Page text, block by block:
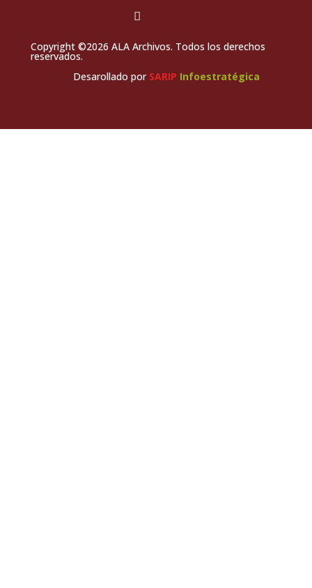
Copyright ©2026 ALA Archivos. Todos los derechos
reservados.
Desarollado por SARIP Infoestratégica